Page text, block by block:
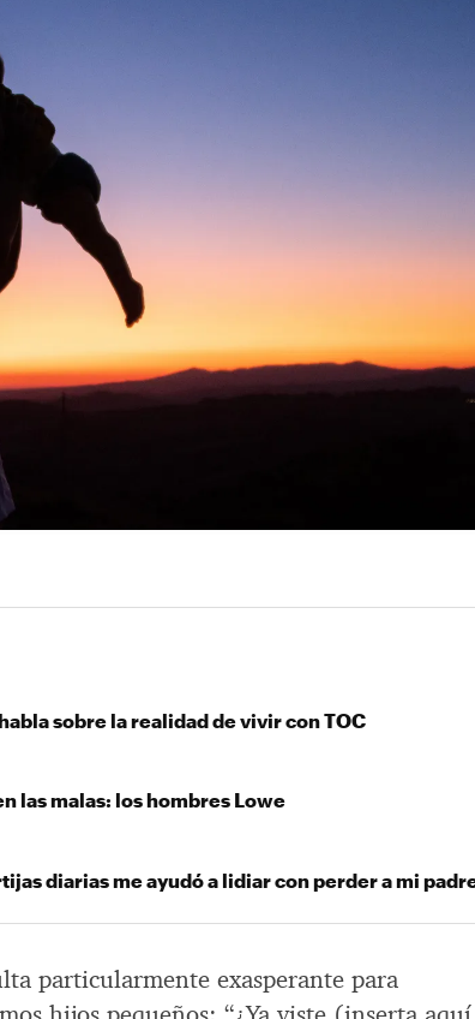
particularmente exasperante para
sobre la realidad de vivir con TOC
las malas: los hombres Lowe
diarias me ayudó a lidiar con perder a mi